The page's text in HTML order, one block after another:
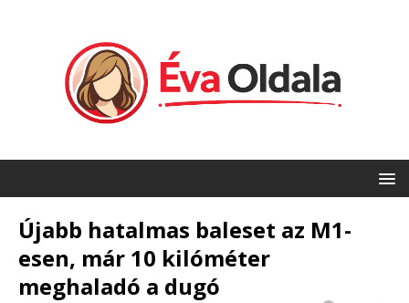
Újabb hatalmas baleset az M1-
esen, már 10 kilóméter
meghaladó a dugó